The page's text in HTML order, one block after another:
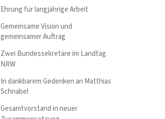
Ehrung für langjährige Arbeit
Gemeinsame Vision und
gemeinsamer Auftrag
Zwei Bundessekretäre im Landtag
NRW
In dankbarem Gedenken an Matthias
Schnabel
Gesamtvorstand in neuer